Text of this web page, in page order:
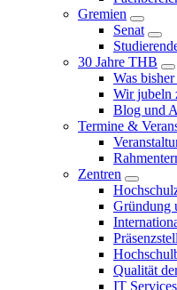
Gremien
Senat
30 Jahre THB
Was bisher
Wir jubeln
Blog und
Termine &
Zentren
Gründung
Qualität
IT Services